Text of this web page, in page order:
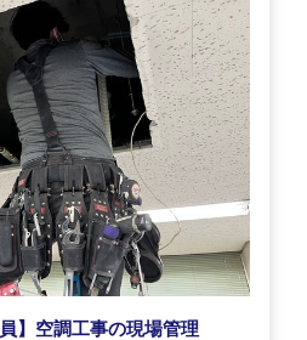
】空調工事の現場管理